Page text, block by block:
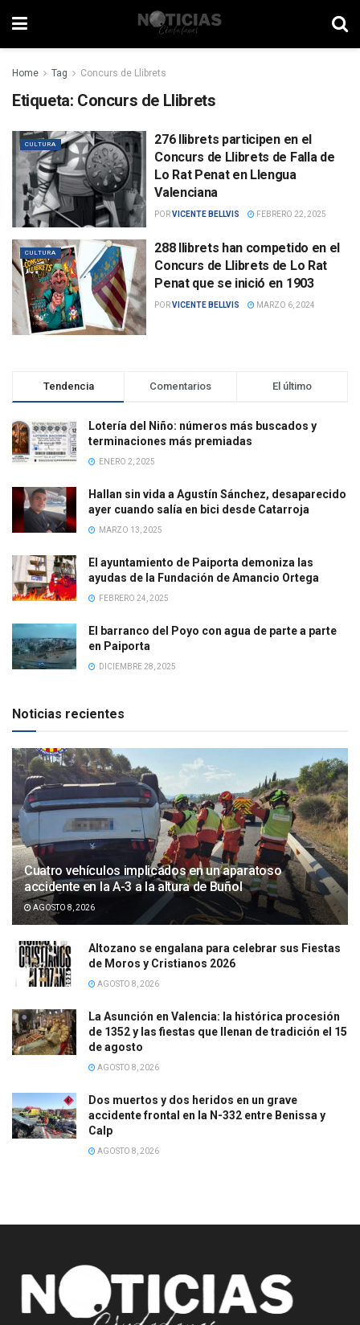
Home Tag Concurs de Llibrets
Etiqueta: Concurs de Llibrets
CULTURA
276 llibrets participen en el
Concurs de Llibrets de Falla de
Lo Rat Penat en Llengua
Valenciana
PORVICENTE BELLVIS FEBRERO 22, 2025
CULTURA
288 llibrets han competido en el
Concurs de Llibrets de Lo Rat
Penat que se inició en 1903
PORVICENTE BELLVIS MARZO 6, 2024
Tendencia Comentarios El último
Lotería del Niño: números más buscados y
terminaciones más premiadas
ENERO 2, 2025
Hallan sin vida a Agustín Sánchez, desaparecido
ayer cuando salía en bici desde Catarroja
MARZO 13, 2025
El ayuntamiento de Paiporta demoniza las
ayudas de la Fundación de Amancio Ortega
FEBRERO 24, 2025
El barranco del Poyo con agua de parte a parte
en Paiporta
DICIEMBRE 28, 2025
Noticias recientes
Cuatro vehículos implicados en un aparatoso
accidente en la A-3 a la altura de Buñol
AGOSTO 8, 2026
Altozano se engalana para celebrar sus Fiestas
de Moros y Cristianos 2026
AGOSTO 8, 2026
La Asunción en Valencia: la histórica procesión
de 1352 y las fiestas que llenan de tradición el 15
de agosto
AGOSTO 8, 2026
Dos muertos y dos heridos en un grave
accidente frontal en la N-332 entre Benissa y
Calp
AGOSTO 8, 2026